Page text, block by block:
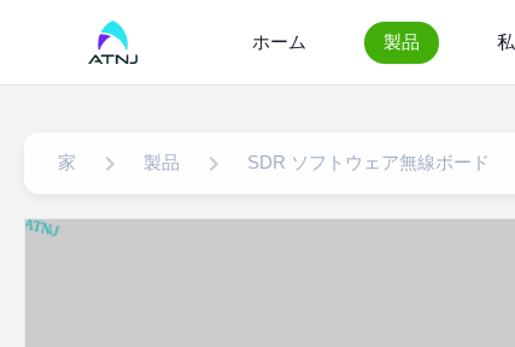
ホーム 製品
家 製品 SDR ソフトウェア無線ボード